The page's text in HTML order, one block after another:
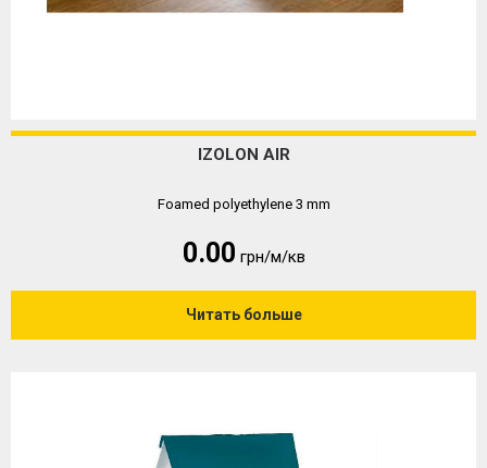
IZOLON AIR
Foamed polyethylene 3 mm
0.00 грн/м/кв
Читать больше